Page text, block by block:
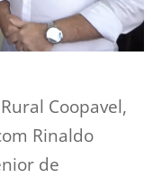
Coopavel,
Rinaldo
de